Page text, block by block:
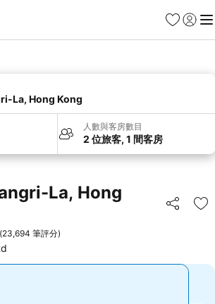
收藏夾
登入 選
La, Hong Kong
人數與客房數目
2 位旅客, 1 間客房
La, Hong
分享 放
(23,694 筆評分)